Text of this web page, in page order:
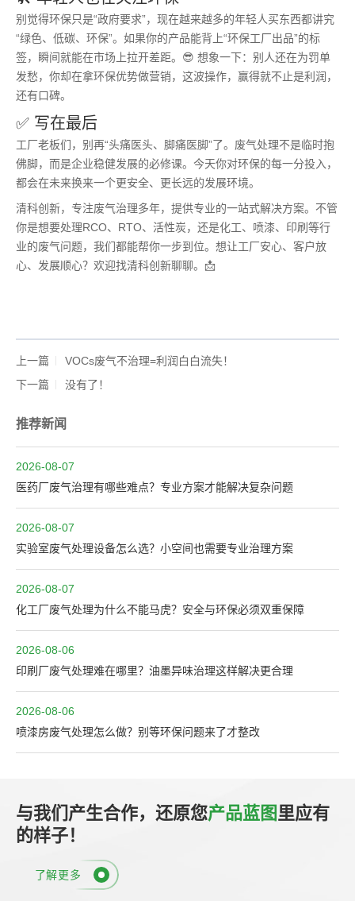
别觉得环保只是“政府要求”，现在越来越多的年轻人买东西都讲究
“绿色、低碳、环保”。如果你的产品能背上“环保工厂出品”的标
签，瞬间就能在市场上拉开差距。😎 想象一下：别人还在为罚单
发愁，你却在拿环保优势做营销，这波操作，赢得就不止是利润，
还有口碑。
✅ 写在最后
工厂老板们，别再“头痛医头、脚痛医脚”了。废气处理不是临时抱
佛脚，而是企业稳健发展的必修课。今天你对环保的每一分投入，
都会在未来换来一个更安全、更长远的发展环境。
清科创新，专注废气治理多年，提供专业的一站式解决方案。不管
你是想要处理RCO、RTO、活性炭，还是化工、喷漆、印刷等行
业的废气问题，我们都能帮你一步到位。想让工厂安心、客户放
心、发展顺心？欢迎找清科创新聊聊。📩
上一篇
VOCs废气不治理=利润白白流失！
下一篇
没有了！
推荐新闻
2026-08-07
医药厂废气治理有哪些难点？专业方案才能解决复杂问题
2026-08-07
实验室废气处理设备怎么选？小空间也需要专业治理方案
2026-08-07
化工厂废气处理为什么不能马虎？安全与环保必须双重保障
2026-08-06
印刷厂废气处理难在哪里？油墨异味治理这样解决更合理
2026-08-06
喷漆房废气处理怎么做？别等环保问题来了才整改
与我们产生合作，还原您产品蓝图里应有
的样子！
了解更多